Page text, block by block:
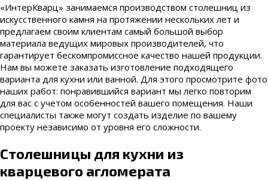
«ИнтерКварц» занимаемся производством столешниц из
искусственного камня на протяжении нескольких лет и
предлагаем своим клиентам самый большой выбор
материала ведущих мировых производителей, что
гарантирует бескомпромиссное качество нашей продукции.
Нам вы можете заказать изготовление подходящего
варианта для кухни или ванной. Для этого просмотрите фото
наших работ: понравившийся вариант мы легко повторим
для вас с учетом особенностей вашего помещения. Наши
специалисты также могут создать изделие по вашему
проекту независимо от уровня его сложности.
Столешницы для кухни из
кварцевого агломерата